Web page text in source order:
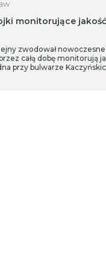
monitorujące jakość
zwodował
całą dobę monitorują
przy bulwarze